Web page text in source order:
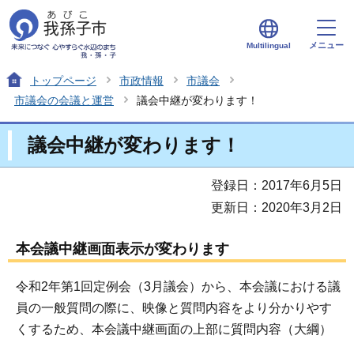
Multilingual メニュー
トップページ 市政情報
市議会
市議会の会議と運営
議会中継が変わります！
議会中継が変わります！
登録日：2017年6月5日
更新日：2020年3月2日
本会議中継画面表示が変わります
令和2年第1回定例会（3月議会）から、本会議における議
員の一般質問の際に、映像と質問内容をより分かりやす
くするため、本会議中継画面の上部に質問内容（大綱）